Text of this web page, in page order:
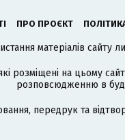
ПРО ПРОЄКТ
матеріалів сайту
розміщені на цьому
розповсюдженню в
передрук та